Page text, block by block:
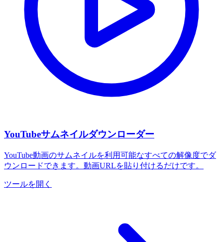
YouTubeサムネイルダウンローダー
YouTube動画のサムネイルを利用可能なすべての解像度でダ
ウンロードできます。動画URLを貼り付けるだけです。
ツールを開く